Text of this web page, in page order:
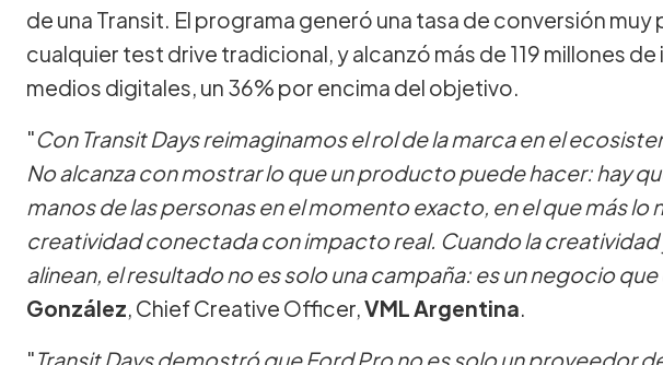
de una Transit. El programa generó una tasa de conversión muy
cualquier test drive tradicional, y alcanzó más de 119 millones
medios digitales, un 36% por encima del objetivo.
"Con Transit Days reimaginamos el rol de la marca en el
No alcanza con mostrar lo que un producto puede hacer: hay
manos de las personas en el momento exacto, en el que más lo
creatividad conectada con impacto real. Cuando la creatividad
alinean, el resultado no es solo una campaña: es un negocio
González, Chief Creative Officer, VML Argentina.
"Transit Days demostró que Ford Pro no es solo un proveedor